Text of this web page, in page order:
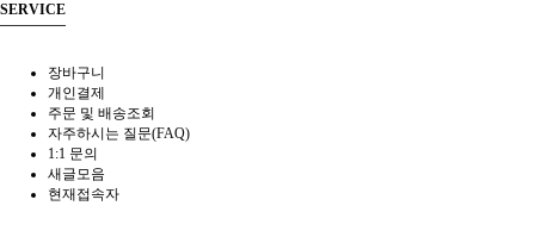
SERVICE
장바구니
개인결제
주문 및 배송조회
자주하시는 질문(FAQ)
1:1 문의
새글모음
현재접속자